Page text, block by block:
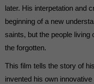
later. His interpetation and
beginning of a new
saints, but the people
the forgotten.
This film tells the story of
invented his own